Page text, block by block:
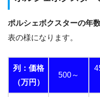
ポルシェボクスターの年
表の様になります。
列：価格
（万円）
500～